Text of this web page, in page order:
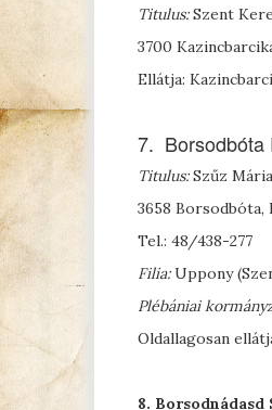
Titulus:Szent
3700
Ellátja:
7. Borsodbóta
Titulus:Szűz
3658 Borsodbóta,
Tel.: 48/438-277
Filia:Uppony
Plébániai
Oldallagosan
8. Borsodnádasd